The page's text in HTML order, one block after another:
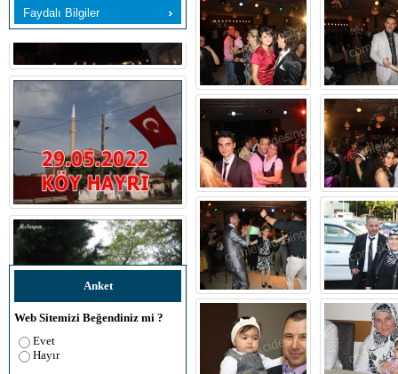
Faydalı Bilgiler
Anket
Web Sitemizi Beğendiniz mi ?
Evet
Hayır